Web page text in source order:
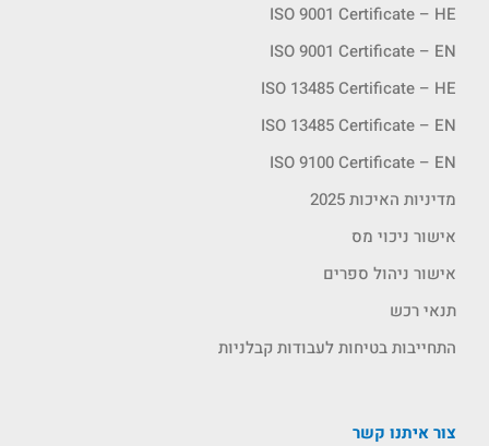
ISO 9001 Certificate – HE
ISO 9001 Certificate – EN
ISO 13485 Certificate – HE
ISO 13485 Certificate – EN
ISO 9100 Certificate – EN
מדיניות האיכות 2025
אישור ניכוי מס
אישור ניהול ספרים
תנאי רכש
התחייבות בטיחות לעבודות קבלניות
צור איתנו קשר